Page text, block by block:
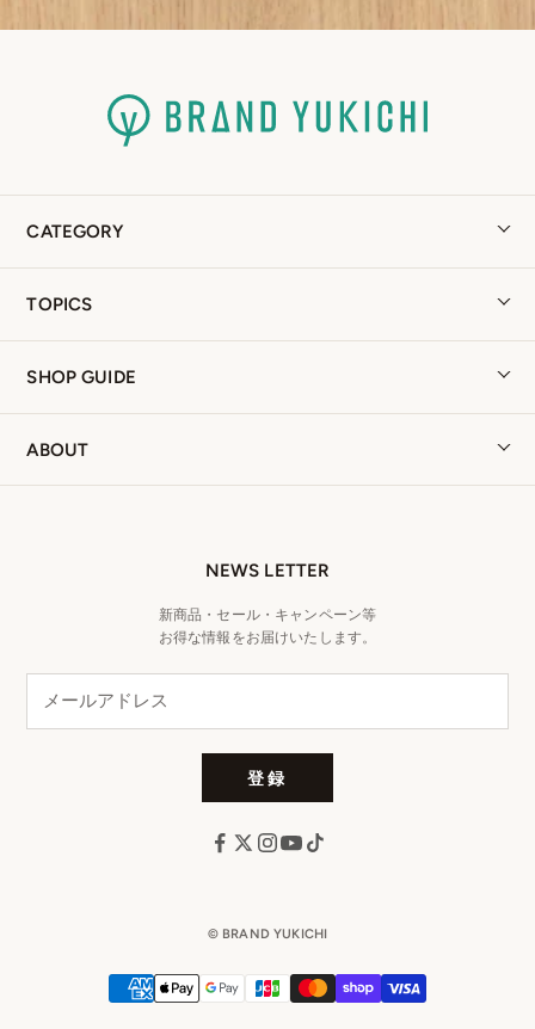
CATEGORY
TOPICS
SHOP GUIDE
ABOUT
NEWS LETTER
新商品・セール・キャンペーン等
お得な情報をお届けいたします。
登録
© BRAND YUKICHI